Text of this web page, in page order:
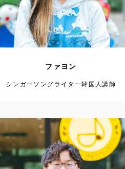
ファヨン
シンガーソングライター韓国人講師